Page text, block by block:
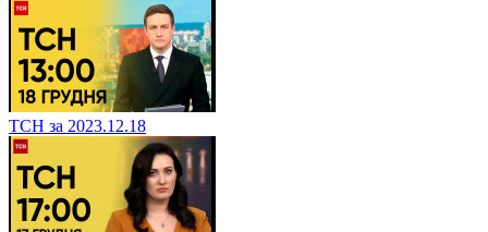
ТСН за 2023.12.18